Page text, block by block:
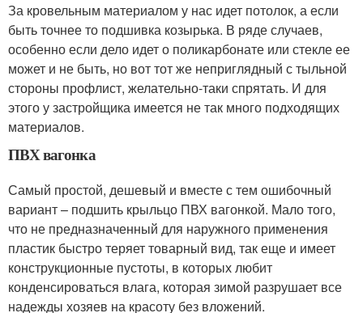
За кровельным материалом у нас идет потолок, а если
быть точнее то подшивка козырька. В ряде случаев,
особенно если дело идет о поликарбонате или стекле ее
может и не быть, но вот тот же неприглядный с тыльной
стороны профлист, желательно-таки спрятать. И для
этого у застройщика имеется не так много подходящих
материалов.
ПВХ вагонка
Самый простой, дешевый и вместе с тем ошибочный
вариант – подшить крыльцо ПВХ вагонкой. Мало того,
что не предназначенный для наружного применения
пластик быстро теряет товарный вид, так еще и имеет
конструкционные пустоты, в которых любит
конденсироваться влага, которая зимой разрушает все
надежды хозяев на красоту без вложений.